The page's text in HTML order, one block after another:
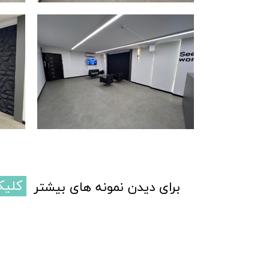
برای دیدن نمونه های بیشتر